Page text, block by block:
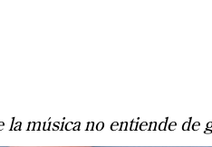
música no entiende de